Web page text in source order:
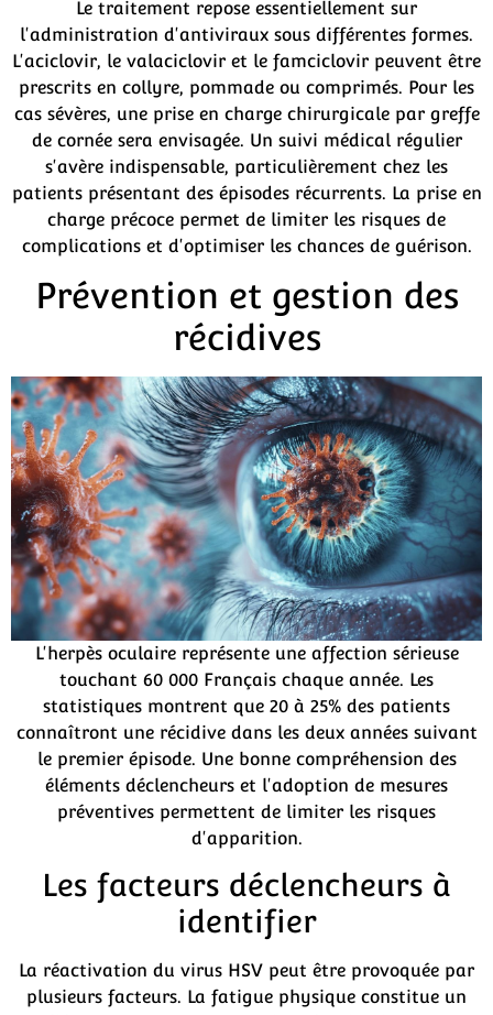
Le traitement repose essentiellement sur
l'administration d'antiviraux sous différentes formes.
L'aciclovir, le valaciclovir et le famciclovir peuvent être
prescrits en collyre, pommade ou comprimés. Pour les
cas sévères, une prise en charge chirurgicale par greffe
de cornée sera envisagée. Un suivi médical régulier
s'avère indispensable, particulièrement chez les
patients présentant des épisodes récurrents. La prise en
charge précoce permet de limiter les risques de
complications et d'optimiser les chances de guérison.
Prévention et gestion des
récidives
L'herpès oculaire représente une affection sérieuse
touchant 60 000 Français chaque année. Les
statistiques montrent que 20 à 25% des patients
connaîtront une récidive dans les deux années suivant
le premier épisode. Une bonne compréhension des
éléments déclencheurs et l'adoption de mesures
préventives permettent de limiter les risques
d'apparition.
Les facteurs déclencheurs à
identifier
La réactivation du virus HSV peut être provoquée par
plusieurs facteurs. La fatigue physique constitue un